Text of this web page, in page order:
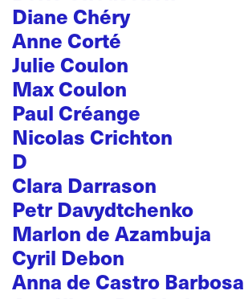
Diane Chéry
Anne Corté
Julie Coulon
Max Coulon
Paul Créange
Nicolas Crichton
D
Clara Darrason
Petr Davydtchenko
Marlon de Azambuja
Cyril Debon
Anna de Castro Barbosa